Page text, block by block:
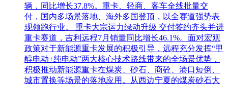
辆，同比增长37.8%。重卡、轻商、客车全线批量交
付，国内多场景落地、海外多国登顶，以全赛道强势表
现领跑行业。 重卡大宗运力绿动升级 交付签约齐头并进
重卡赛道，吉利远程7月销量同比增长46.1%。面对宏观
政策对于新能源重卡发展的积极引导，远程充分发挥“甲
醇电动+纯电动”两大核心技术路线带来的全场景优势，
积极推动新能源重卡在煤炭、砂石、商砼、港口短倒、
城市置换等场景的落地应用。从西边宁夏的煤炭砂石大